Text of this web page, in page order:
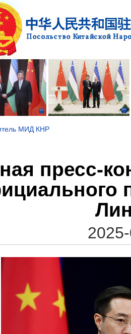
МИД КНР
пресс-